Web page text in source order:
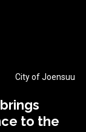
City of Joensuu
to the